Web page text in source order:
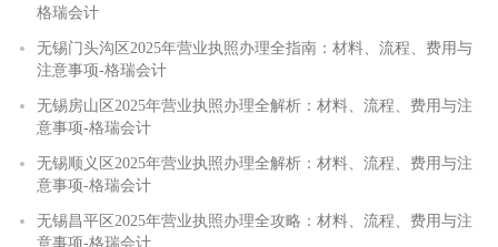
格瑞会计
无锡门头沟区2025年营业执照办理全指南：材料、流程、费用与
注意事项-格瑞会计
无锡房山区2025年营业执照办理全解析：材料、流程、费用与注
意事项-格瑞会计
无锡顺义区2025年营业执照办理全解析：材料、流程、费用与注
意事项-格瑞会计
无锡昌平区2025年营业执照办理全攻略：材料、流程、费用与注
意事项-格瑞会计